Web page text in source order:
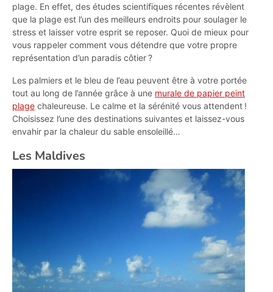
plage. En effet, des études scientifiques récentes révèlent
que la plage est l’un des meilleurs endroits pour soulager le
stress et laisser votre esprit se reposer. Quoi de mieux pour
vous rappeler comment vous détendre que votre propre
représentation d’un paradis côtier ?
Les palmiers et le bleu de l’eau peuvent être à votre portée
tout au long de l’année grâce à une murale de papier peint
plage chaleureuse. Le calme et la sérénité vous attendent !
Choisissez l’une des destinations suivantes et laissez-vous
envahir par la chaleur du sable ensoleillé…
Les Maldives